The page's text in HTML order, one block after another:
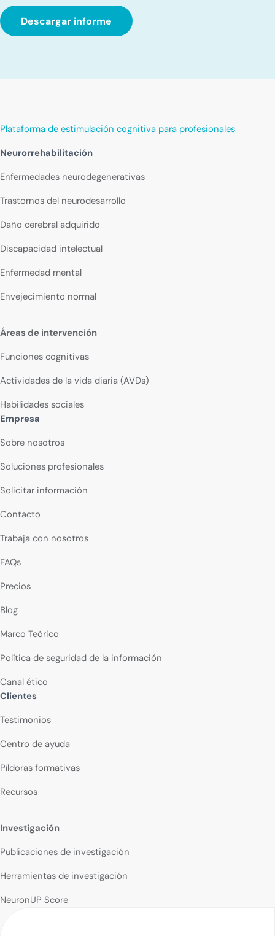
Descargar informe
Plataforma de estimulación cognitiva para profesionales
Neurorrehabilitación
Enfermedades neurodegenerativas
Trastornos del neurodesarrollo
Daño cerebral adquirido
Discapacidad intelectual
Enfermedad mental
Envejecimiento normal
Áreas de intervención
Funciones cognitivas
Actividades de la vida diaria (AVDs)
Habilidades sociales
Empresa
Sobre nosotros
Soluciones profesionales
Solicitar información
Contacto
Trabaja con nosotros
FAQs
Precios
Blog
Marco Teórico
Política de seguridad de la información
Canal ético
Clientes
Testimonios
Centro de ayuda
Píldoras formativas
Recursos
Investigación
Publicaciones de investigación
Herramientas de investigación
NeuronUP Score